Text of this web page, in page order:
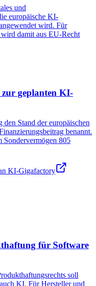
und
europäische KI-
wird. Für
damit aus EU-Recht
zur geplanten KI-
Stand der europäischen
benannt.
Sondervermögen 805
KI-Gigafactory
für Software
soll
KI. Für Hersteller und